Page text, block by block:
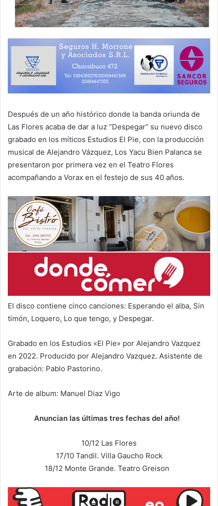
Después de un año histórico donde la banda oriunda de
Las Flores acaba de dar a luz “Despegar” su nuevo disco
grabado en los míticos Estudios El Pie, con la producción
musical de Alejandro Vázquez, Los Yacu Bien Palanca se
presentaron por primera vez en el Teatro Flores
acompañando a Vorax en el festejo de sus 40 años.
El disco contiene cinco canciones: Esperando el alba, Sin
timón, Loquero, Lo que tengo, y Despegar.
Grabado en los Estudios «El Pie» por Alejandro Vazquez
en 2022. Producido por Alejandro Vazquez. Asistente de
grabación: Pablo Pastorino.
Arte de album: Manuel Diaz Vigo
Anuncian las últimas tres fechas del año!
10/12 Las Flores
17/10 Tandil. Villa Gaucho Rock
18/12 Monte Grande. Teatro Greison